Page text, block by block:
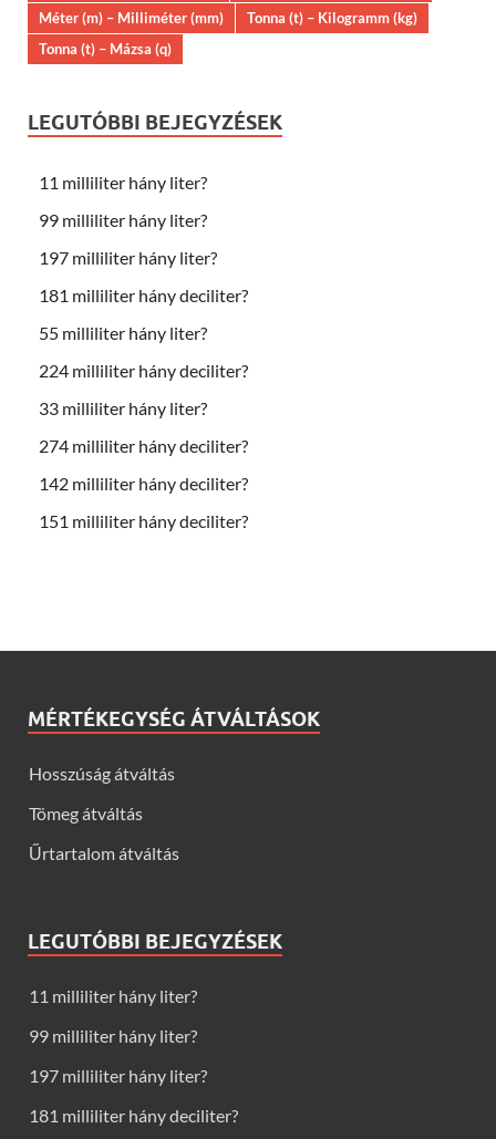
Méter (m) – Milliméter (mm)
Tonna (t) – Kilogramm (kg)
Tonna (t) – Mázsa (q)
LEGUTÓBBI BEJEGYZÉSEK
11 milliliter hány liter?
99 milliliter hány liter?
197 milliliter hány liter?
181 milliliter hány deciliter?
55 milliliter hány liter?
224 milliliter hány deciliter?
33 milliliter hány liter?
274 milliliter hány deciliter?
142 milliliter hány deciliter?
151 milliliter hány deciliter?
MÉRTÉKEGYSÉG ÁTVÁLTÁSOK
Hosszúság átváltás
Tömeg átváltás
Űrtartalom átváltás
LEGUTÓBBI BEJEGYZÉSEK
11 milliliter hány liter?
99 milliliter hány liter?
197 milliliter hány liter?
181 milliliter hány deciliter?